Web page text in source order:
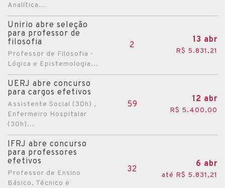
Analítica...
Unirio abre seleção
para professor de
filosofia
Professor de Filosofia -
Lógica e Epistemologia...
2
13 abr
R$ 5.831,21
UERJ abre concurso
para cargos efetivos
Assistente Social (30h) ,
Enfermeiro Hospitalar
(30h)...
59
12 abr
R$ 5.400,00
IFRJ abre concurso
para professores
efetivos
Professor de Ensino
Básico, Técnico e
32
6 abr
até R$ 5.831,21